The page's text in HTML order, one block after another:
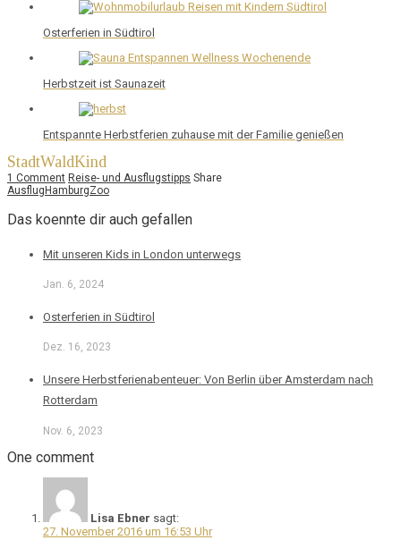
Osterferien in Südtirol
Herbstzeit ist Saunazeit
Entspannte Herbstferien zuhause mit der Familie genießen
StadtWaldKind
1 Comment Reise- und Ausflugstipps Share
AusflugHamburgZoo
Das koennte dir auch gefallen
Mit unseren Kids in London unterwegs
Jan. 6, 2024
Osterferien in Südtirol
Dez. 16, 2023
Unsere Herbstferienabenteuer: Von Berlin über Amsterdam nach
Rotterdam
Nov. 6, 2023
One comment
Lisa Ebner sagt:
27. November 2016 um 16:53 Uhr